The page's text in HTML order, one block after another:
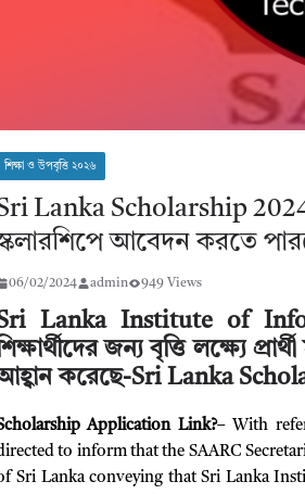
শিক্ষা ও উপবৃত্তি ২০২৬
Lanka Scholarship 2024
আবেদন করতে
06/02/2024 admin 949 Views
Lanka Institute of
জন্য বৃত্তি লক্ষ্যে
করেছে-Sri Lanka
Application Link?– With
to inform that the SAARC
Sri Lanka conveying that Sri Lanka